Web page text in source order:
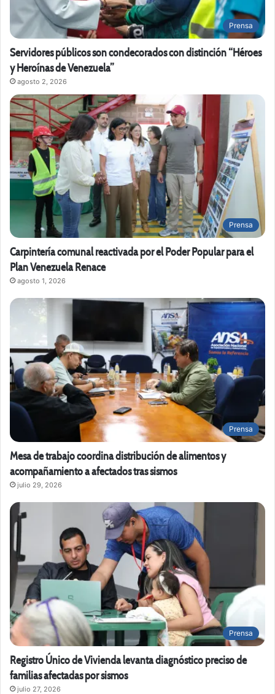
Prensa
Servidores públicos son condecorados con distinción “Héroes
y Heroínas de Venezuela”
agosto 2, 2026
Prensa
Carpintería comunal reactivada por el Poder Popular para el
Plan Venezuela Renace
agosto 1, 2026
Prensa
Mesa de trabajo coordina distribución de alimentos y
acompañamiento a afectados tras sismos
julio 29, 2026
Prensa
Registro Único de Vivienda levanta diagnóstico preciso de
familias afectadas por sismos
julio 27, 2026